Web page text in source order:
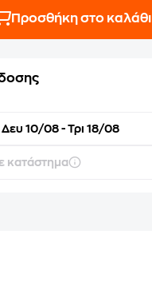
Προσθήκη στο καλάθι
Δευ 10/08 - Τρι 18/08
κατάστημα